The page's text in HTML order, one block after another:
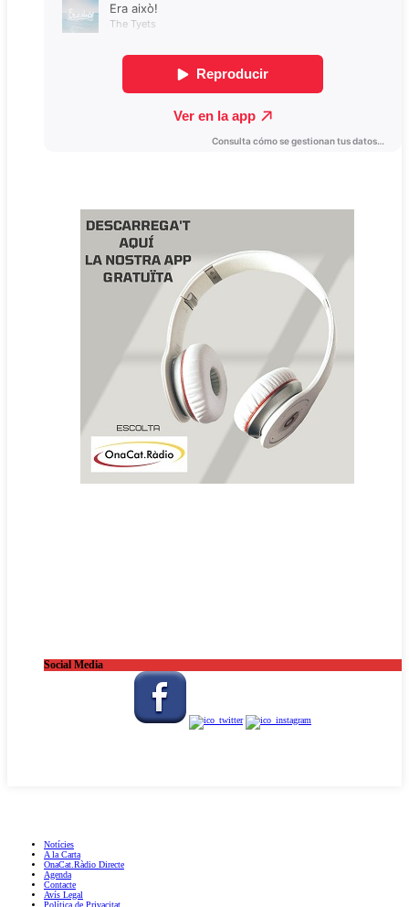
Social Media
Notícies
A la Carta
OnaCat.Ràdio Directe
Agenda
Contacte
Avís Legal
Política de Privacitat